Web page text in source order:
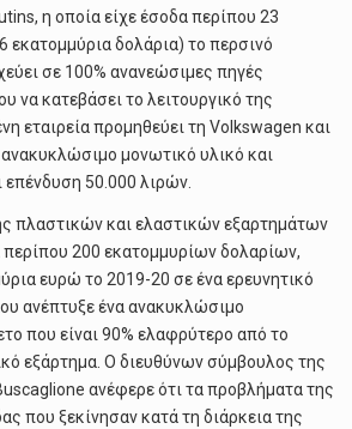
η οποία είχε έσοδα περίπου 23
εκατομμύρια δολάρια) το περσινό
σε 100% ανανεώσιμες πηγές
να κατεβάσει το λειτουργικό της
εταιρεία προμηθεύει τη Volkswagen και
μονωτικό υλικό και
επένδυση 50.000 λιρών.
πλαστικών και ελαστικών εξαρτημάτων
περίπου 200 εκατομμυρίων δολαρίων,
ευρώ το 2019-20 σε ένα ερευνητικό
ανέπτυξε ένα ανακυκλώσιμο
που είναι 90% ελαφρύτερο από το
εξάρτημα. Ο διευθύνων σύμβουλος της
ανέφερε ότι τα προβλήματα της
που ξεκίνησαν κατά τη διάρκεια της